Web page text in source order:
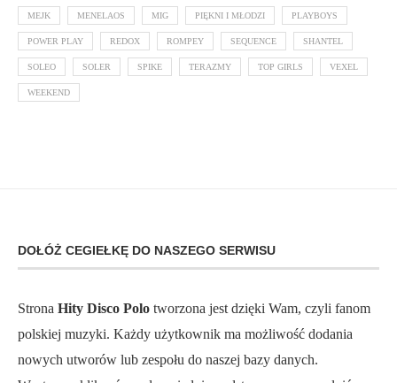
MEJK MENELAOS MIG PIĘKNI I MŁODZI PLAYBOYS
POWER PLAY REDOX ROMPEY SEQUENCE SHANTEL
SOLEO SOLER SPIKE TERAZMY TOP GIRLS VEXEL
WEEKEND
DOŁÓŻ CEGIEŁKĘ DO NASZEGO SERWISU
Strona Hity Disco Polo tworzona jest dzięki Wam, czyli fanom
polskiej muzyki. Każdy użytkownik ma możliwość dodania
nowych utworów lub zespołu do naszej bazy danych.